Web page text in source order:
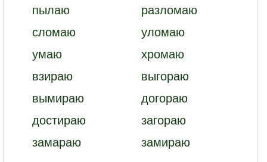
пылаю
разломаю
сломаю
уломаю
умаю
хромаю
взираю
выгораю
вымираю
догораю
достираю
загораю
замараю
замираю